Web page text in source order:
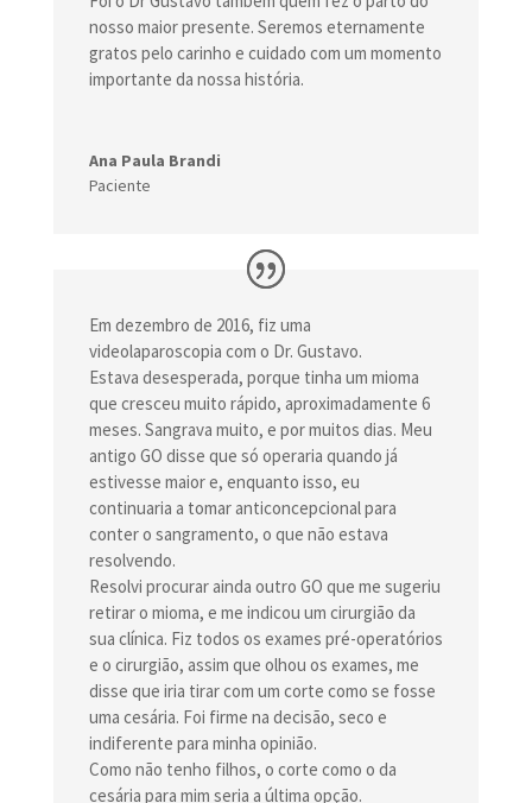
nosso maior presente. Seremos eternamente
gratos pelo carinho e cuidado com um momento
importante da nossa história.
Ana Paula Brandi
Paciente
Em dezembro de 2016, fiz uma
videolaparoscopia com o Dr. Gustavo.
Estava desesperada, porque tinha um mioma
que cresceu muito rápido, aproximadamente 6
meses. Sangrava muito, e por muitos dias. Meu
antigo GO disse que só operaria quando já
estivesse maior e, enquanto isso, eu
continuaria a tomar anticoncepcional para
conter o sangramento, o que não estava
resolvendo.
Resolvi procurar ainda outro GO que me sugeriu
retirar o mioma, e me indicou um cirurgião da
sua clínica. Fiz todos os exames pré-operatórios
e o cirurgião, assim que olhou os exames, me
disse que iria tirar com um corte como se fosse
uma cesária. Foi firme na decisão, seco e
indiferente para minha opinião.
Como não tenho filhos, o corte como o da
cesária para mim seria a última opção.